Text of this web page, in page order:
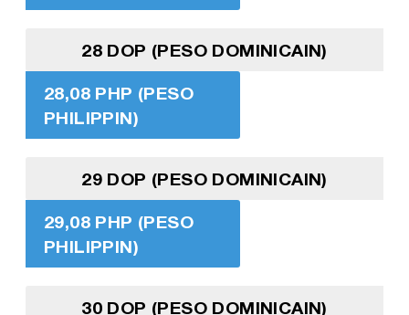
28 DOP (PESO DOMINICAIN)
28,08 PHP (PESO
PHILIPPIN)
29 DOP (PESO DOMINICAIN)
29,08 PHP (PESO
PHILIPPIN)
30 DOP (PESO DOMINICAIN)